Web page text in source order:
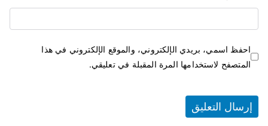
احفظ اسمي، بريدي الإلكتروني، والموقع الإلكتروني في هذا
المتصفح لاستخدامها المرة المقبلة في تعليقي.